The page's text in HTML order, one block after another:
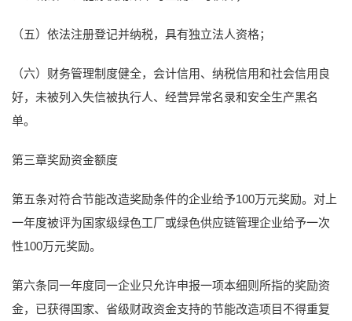
（五）依法注册登记并纳税，具有独立法人资格；
（六）财务管理制度健全，会计信用、纳税信用和社会信用良
好，未被列入失信被执行人、经营异常名录和安全生产黑名
单。
第三章奖励资金额度
第五条对符合节能改造奖励条件的企业给予100万元奖励。对上
一年度被评为国家级绿色工厂或绿色供应链管理企业给予一次
性100万元奖励。
第六条同一年度同一企业只允许申报一项本细则所指的奖励资
金，已获得国家、省级财政资金支持的节能改造项目不得重复